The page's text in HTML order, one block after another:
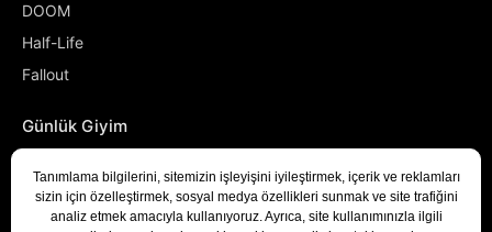
DOOM
Half-Life
Fallout
Günlük Giyim
Denizci
Developer